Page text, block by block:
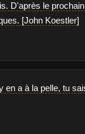
D'après le
[John Koestler]
a à la pelle, tu